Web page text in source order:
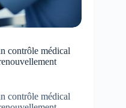
contrôle médical
contrôle médical